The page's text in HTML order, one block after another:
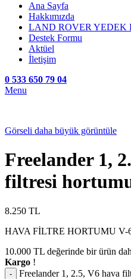
Ana Sayfa
Hakkımızda
LAND ROVER YEDEK
Destek Formu
Aktüel
İletişim
0 533 650 79 04
Menu
Görseli daha büyük görüntüle
Freelander 1,
filtresi
8.250 TL
HAVA FİLTRE HORTUMU V-
10.000 TL değerinde bir ürün
Kargo !
Freelander 1, 2.5, V6 hava